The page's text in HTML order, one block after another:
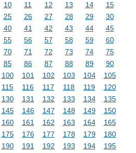
10 11 12 13 14
15
25 26 27 28 29
30
40 41 42 43 44
45
55 56 57 58 59
60
70 71 72 73 74
75
85 86 87 88 89
90
100 101 102 103 104
105
115 116 117 118 119
120
130 131 132 133 134
135
145 146 147 148 149
150
160 161 162 163 164
165
175 176 177 178 179
180
190 191 192 193 194
195